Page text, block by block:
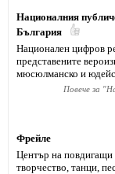
Националния
България
Национален цифров
представените
мюсюлманско и
Повече за "
Фрейле
Център на повдигащи
творчество, танци,